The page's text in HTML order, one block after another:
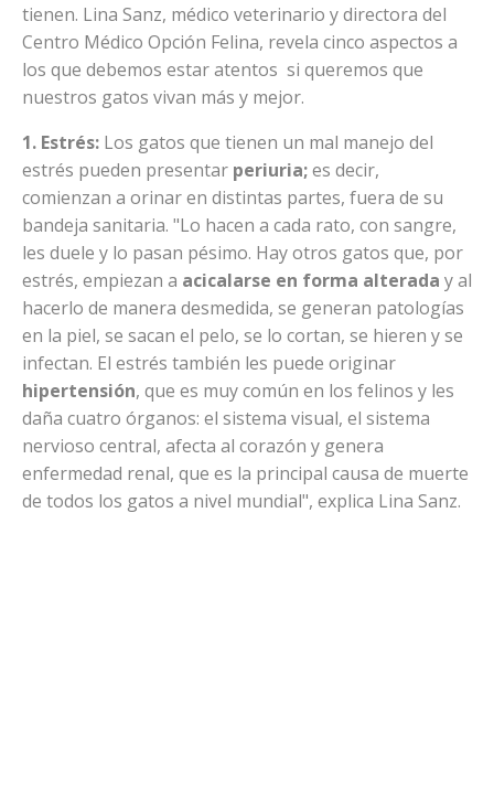
tienen. Lina Sanz, médico veterinario y directora del
Centro Médico Opción Felina, revela cinco aspectos a
los que debemos estar atentos si queremos que
nuestros gatos vivan más y mejor.
1. Estrés: Los gatos que tienen un mal manejo del
estrés pueden presentar periuria;es decir,
comienzan a orinar en distintas partes, fuera de su
bandeja sanitaria. "Lo hacen a cada rato, con sangre,
les duele y lo pasan pésimo. Hay otros gatos que, por
estrés, empiezan a acicalarse en forma alterada y al
hacerlo de manera desmedida, se generan patologías
en la piel, se sacan el pelo, se lo cortan, se hieren y se
infectan. El estrés también les puede originar
hipertensión, que es muy común en los felinos y les
daña cuatro órganos: el sistema visual, el sistema
nervioso central, afecta al corazón y genera
enfermedad renal, que es la principal causa de muerte
de todos los gatos a nivel mundial", explica Lina Sanz.